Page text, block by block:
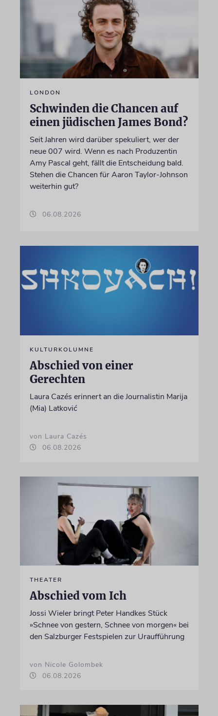
LONDON
Schwinden die Chancen auf
einen jüdischen James Bond?
Seit Jahren wird darüber spekuliert, wer der
neue 007 wird. Wenn es nach Produzentin
Amy Pascal geht, fällt die Entscheidung bald.
Stehen die Chancen für Aaron Taylor-Johnson
weiterhin gut?
06.08.2026
KULTURKOLUMNE
Abschied von einer
Gerechten
Laura Cazés erinnert an die Journalistin Marija
(Mia) Latković
von Laura Cazés
06.08.2026
THEATER
Abschied vom Ich
Jossi Wieler bringt Peter Handkes Stück
»Schnee von gestern, Schnee von morgen« bei
den Salzburger Festspielen zur Uraufführung
von Nicole Golombek
06.08.2026